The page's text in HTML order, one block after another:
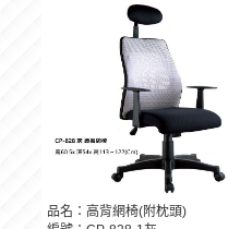
品名：高背網椅(附枕頭)